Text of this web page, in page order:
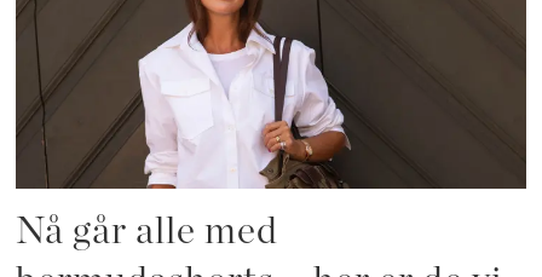
Nå går alle med